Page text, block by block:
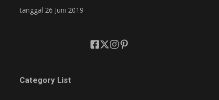
tanggal 26 Juni 2019
Category List